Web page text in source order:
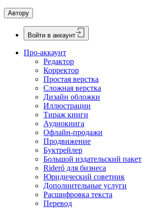
Автору
Войти в аккаунт
Про-аккаунт
Редактор
Корректор
Простая верстка
Сложная верстка
Дизайн обложки
Иллюстрации
Тираж книги
Аудиокнига
Офлайн-продажи
Продвижение
Буктрейлер
Большой издательский пакет
Rideró для бизнеса
Юридический советник
Дополнительные услуги
Расшифровка текста
Перевод